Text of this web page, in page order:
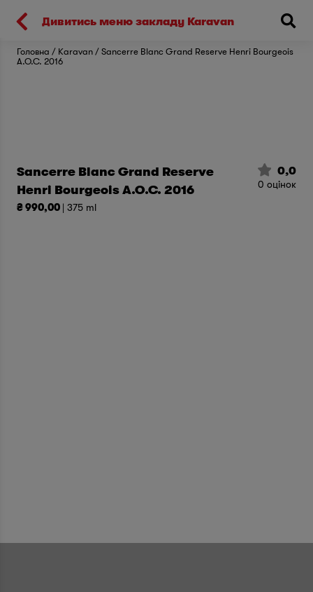
Киев
Головна Karavan
Sancerre Blanc Grand Reserve Henri Bourgeois
A.O.C. 2016
Дивитись меню закладу Karavan
Sancerre Blanc Grand Reserve
Henri Bourgeois A.O.C. 2016
₴ 990,00 | 375 ml
0,0
0 оцінок